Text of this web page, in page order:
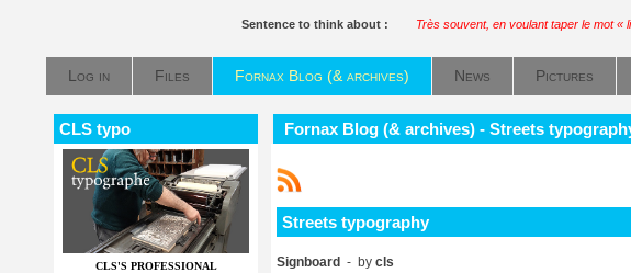
Sentence to think about : Très souvent, en voulant taper le mot «
Log in Files Fornax Blog (& archives) News Pictures
CLS typo
CLS'S PROFESSIONAL
Fornax Blog (& archives) - Streets
Streets typography
Signboard - by cls